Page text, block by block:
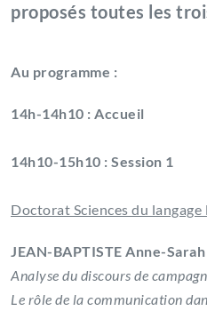
proposés toutes les
Au programme :
14h-14h10 : Accueil
14h10-15h10 : Session 1
Doctorat Sciences du
JEAN-BAPTISTE Anne-Sarah
Analyse du discours de
Le rôle de la communication